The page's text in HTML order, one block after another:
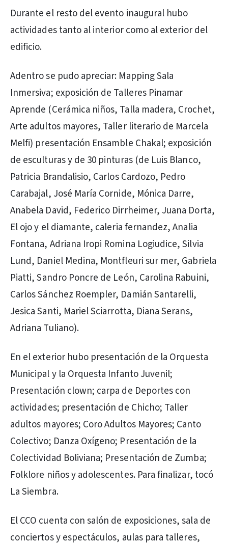
Durante el resto del evento inaugural hubo
actividades tanto al interior como al exterior del
edificio.
Adentro se pudo apreciar: Mapping Sala
Inmersiva; exposición de Talleres Pinamar
Aprende (Cerámica niños, Talla madera, Crochet,
Arte adultos mayores, Taller literario de Marcela
Melfi) presentación Ensamble Chakal; exposición
de esculturas y de 30 pinturas (de Luis Blanco,
Patricia Brandalisio, Carlos Cardozo, Pedro
Carabajal, José María Cornide, Mónica Darre,
Anabela David, Federico Dirrheimer, Juana Dorta,
El ojo y el diamante, caleria fernandez, Analia
Fontana, Adriana Iropi Romina Logiudice, Silvia
Lund, Daniel Medina, Montfleuri sur mer, Gabriela
Piatti, Sandro Poncre de León, Carolina Rabuini,
Carlos Sánchez Roempler, Damián Santarelli,
Jesica Santi, Mariel Sciarrotta, Diana Serans,
Adriana Tuliano).
En el exterior hubo presentación de la Orquesta
Municipal y la Orquesta Infanto Juvenil;
Presentación clown; carpa de Deportes con
actividades; presentación de Chicho; Taller
adultos mayores; Coro Adultos Mayores; Canto
Colectivo; Danza Oxígeno; Presentación de la
Colectividad Boliviana; Presentación de Zumba;
Folklore niños y adolescentes. Para finalizar, tocó
La Siembra.
El CCO cuenta con salón de exposiciones, sala de
conciertos y espectáculos, aulas para talleres,